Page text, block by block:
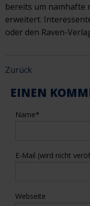
bereits um namhafte
erweitert.
oder den Raven-
Zurück
EINEN
Name*
E-Mail (wird nicht
Webseite